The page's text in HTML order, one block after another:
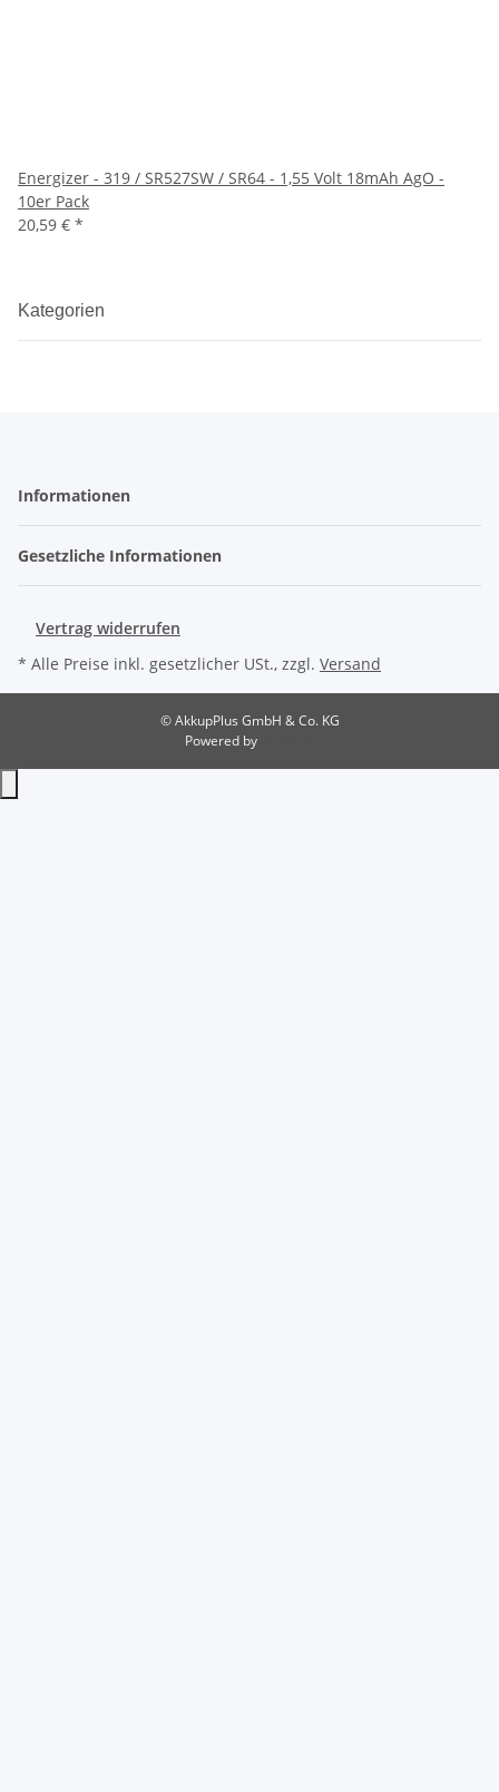
Energizer - 319 / SR527SW / SR64 - 1,55 Volt 18mAh AgO -
10er Pack
20,59 € *
Kategorien
Informationen
Gesetzliche Informationen
Vertrag widerrufen
* Alle Preise inkl. gesetzlicher USt., zzgl. Versand
© AkkupPlus GmbH & Co. KG
Powered by